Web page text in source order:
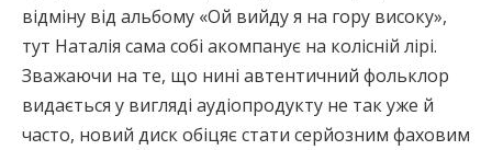
відміну від альбому «Ой вийду я на гору високу»,
тут Наталія сама собі акомпанує на колісній лірі.
Зважаючи на те, що нині автентичний фольклор
видається у вигляді аудіопродукту не так уже й
часто, новий диск обіцяє стати серйозним фаховим